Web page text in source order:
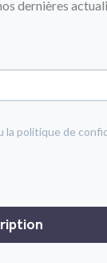
dernières
la politique de